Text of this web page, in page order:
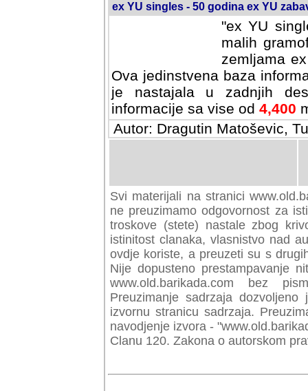
ex YU singles - 50 godina ex YU
"ex YU
malih
zemljama
Ova jedinstvena baza
je nastajala u zadnjih
informacije sa vise od 4,400
Autor: Dragutin Matoševic,
Svi materijali na stranici
preuzimamo odgovornost za
troskove (stete) nastale zbog
istinitost clanaka, vlasnistvo nad
ovdje koriste, a preuzeti su s
Nije dopusteno prestampavanje
www.old.barikada.com bez
Preuzimanje sadrzaja
izvornu stranicu sadrzaja.
navodjenje izvora -
Clanu 120. Zakona o autorskom